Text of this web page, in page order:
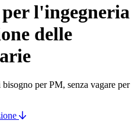
l'ingegneria
delle
per PM, senza vagare per